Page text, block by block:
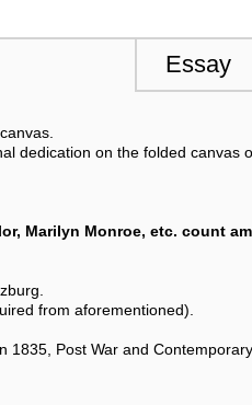
Essay
dedication on the folded canvas
Marilyn Monroe, etc. count
from aforementioned).
1835, Post War and